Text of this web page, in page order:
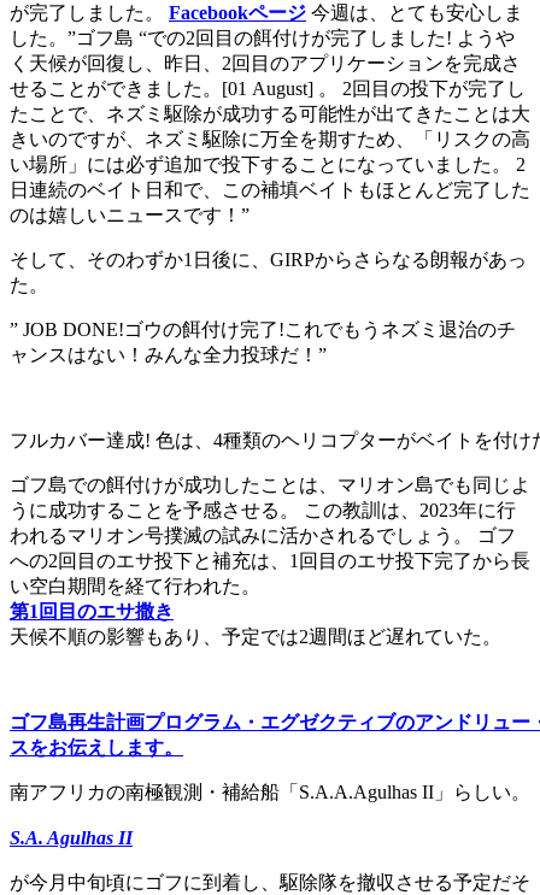
が完了しました。 Facebookページ 今週は、とても安心しま
した。”ゴフ島 “での2回目の餌付けが完了しました! ようや
く天候が回復し、昨日、2回目のアプリケーションを完成さ
せることができました。[01 August] 。 2回目の投下が完了し
たことで、ネズミ駆除が成功する可能性が出てきたことは大
きいのですが、ネズミ駆除に万全を期すため、「リスクの高
い場所」には必ず追加で投下することになっていました。 2
日連続のベイト日和で、この補填ベイトもほとんど完了した
のは嬉しいニュースです！”
そして、そのわずか1日後に、GIRPからさらなる朗報があっ
た。
” JOB DONE!ゴウの餌付け完了!これでもうネズミ退治のチ
ャンスはない！みんな全力投球だ！”
フルカバー達成! 色は、4種類のヘリコプターがベイトを付
ゴフ島での餌付けが成功したことは、マリオン島でも同じよ
うに成功することを予感させる。 この教訓は、2023年に行
われるマリオン号撲滅の試みに活かされるでしょう。 ゴフ
への2回目のエサ投下と補充は、1回目のエサ投下完了から長
い空白期間を経て行われた。
第1回目のエサ撒き
天候不順の影響もあり、予定では2週間ほど遅れていた。
ゴフ島再生計画プログラム・エグゼクティブのアンドリュ
スをお伝えします。
南アフリカの南極観測・補給船「S.A.A.Agulhas II」らしい。
S.A. Agulhas II
が今月中旬頃にゴフに到着し、駆除隊を撤収させる予定だそ